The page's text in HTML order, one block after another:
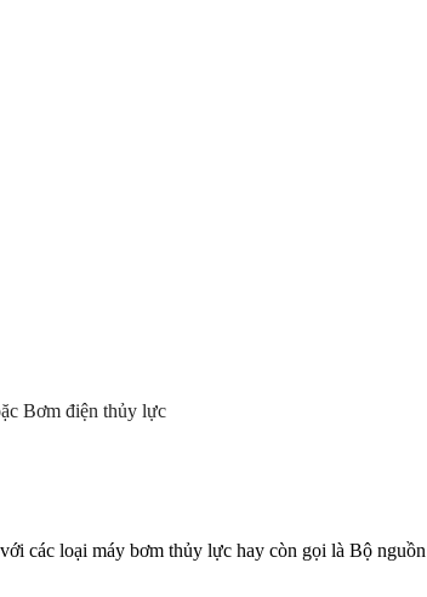
Bơm điện thủy lực
các loại máy bơm thủy lực hay còn gọi là Bộ nguồn